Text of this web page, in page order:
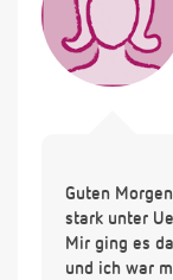
Guten
stark unter
Mir ging es
und ich war